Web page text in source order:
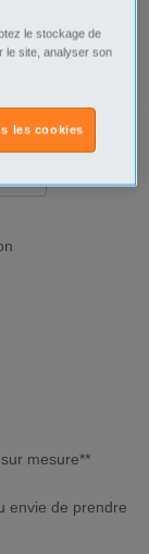
sur mesure**
envie de prendre
le stockage de
le site, analyser son
les cookies